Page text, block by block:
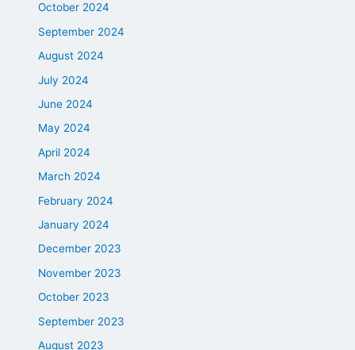
October 2024
September 2024
August 2024
July 2024
June 2024
May 2024
April 2024
March 2024
February 2024
January 2024
December 2023
November 2023
October 2023
September 2023
August 2023